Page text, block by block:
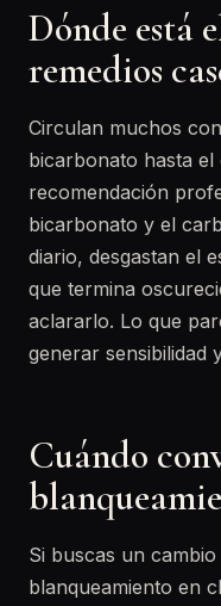
Dónde está
remedios
Circulan muchos
bicarbonato hasta
recomendación
bicarbonato y el
diario, desgastan el
que termina
aclararlo. Lo que
generar sensibilidad
Cuándo
Si buscas un
blanqueamiento en